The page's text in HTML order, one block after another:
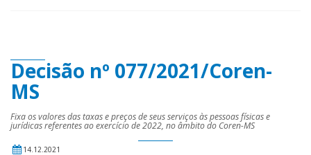
Decisão nº 077/2021/Coren-
MS
Fixa os valores das taxas e preços de seus serviços às pessoas físicas e
jurídicas referentes ao exercício de 2022, no âmbito do Coren-MS
14.12.2021